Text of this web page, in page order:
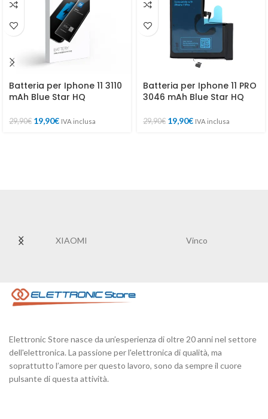
Batteria per Iphone 11 3110
mAh Blue Star HQ
29,90€ 19,90€ IVA inclusa
Batteria per Iphone 11 PRO
3046 mAh Blue Star HQ
29,90€ 19,90€ IVA inclusa
XIAOMI Vinco
Elettronic Store nasce da un’esperienza di oltre 20 anni nel settore
dell'elettronica. La passione per l'elettronica di qualità, ma
soprattutto l’amore per questo lavoro, sono da sempre il cuore
pulsante di questa attività.